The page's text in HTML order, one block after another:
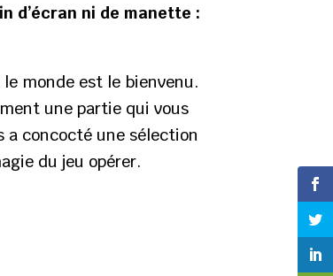
d’écran ni de manette :
monde est le bienvenu.
une partie qui vous
a concocté une sélection
du jeu opérer.